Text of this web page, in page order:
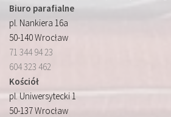
Biuro parafialne
pl. Nankiera 16a
50-140 Wrocław
71 344 94 23
604 323 462
Kościół
pl. Uniwersytecki 1
50-137 Wrocław